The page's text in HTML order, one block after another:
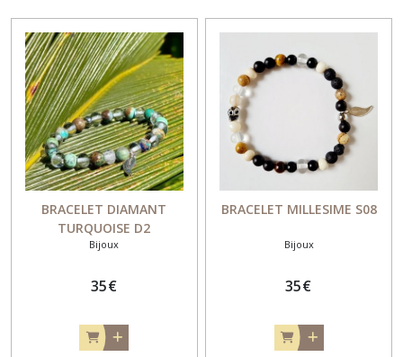
BRACELET DIAMANT
TURQUOISE D2
Bijoux
35€
BRACELET MILLESIME S08
Bijoux
35€